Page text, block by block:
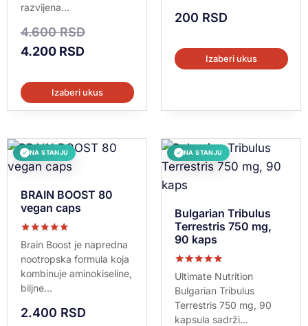
razvijena...
4.600RSD
4.200 RSD
Izaberi ukus
200 RSD
Izaberi ukus
✓ NA STANJU
BRAIN BOOST 80
vegan caps
Ocenjeno sa
5.00
od 5
Brain Boost je napredna
nootropska formula koja
kombinuje aminokiseline,
biljne...
2.400 RSD
✓ NA STANJU
Bulgarian Tribulus
Terrestris 750 mg,
90 kaps
Ocenjeno sa
5.00
od 5
Ultimate Nutrition
Bulgarian Tribulus
Terrestris 750 mg, 90
kapsula sadrži...